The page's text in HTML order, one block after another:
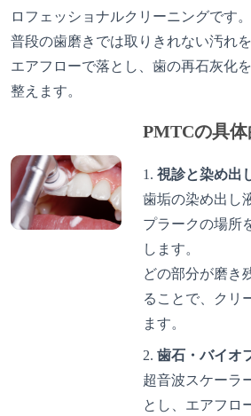
ロフェッショナルクリーニングです。
普段の歯磨きでは取りきれない汚れ
エアフローで落とし、歯の再石灰化
整えます。
PMTCの具
視診と染め出
歯垢の染め出し
プラークの場所
します。
どの部分が磨き
ることで、クリ
ます。
歯石・バイオ
超音波スケーラ
とし、エアフロ